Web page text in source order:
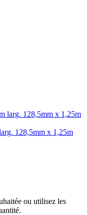
128,5mm x 1,25m
ou utilisez les